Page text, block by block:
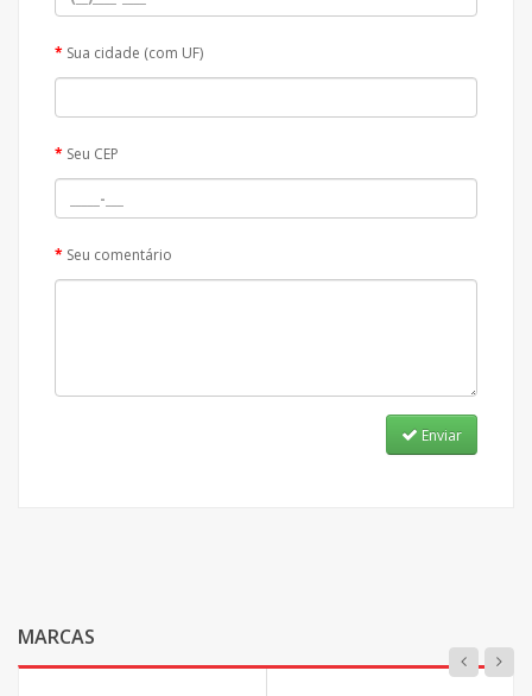
Sua cidade (com UF)
Seu CEP
Seu comentário
Enviar
MARCAS